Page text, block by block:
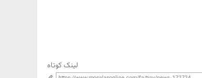
لینک کوتاه